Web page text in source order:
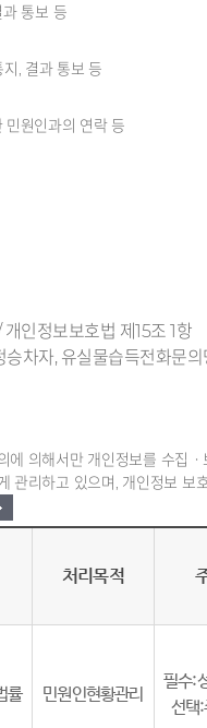
과 통보 등
, 결과 통보 등
원인과의 연락 등
인정보보호법 제15조 1항
차자, 유실물습득전화문의
의해서만 개인정보를 수집ㆍ
관리하고 있으며, 개인정보 보
처리목적
률 민원인현황관리
필수:
선택